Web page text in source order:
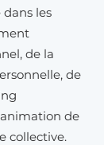
les
de la
de
de
collective.